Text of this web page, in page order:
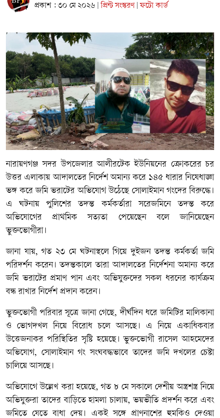
প্রকাশ : ৩০ মে ২০২৬ প্রিন্ট সংস্করণ ফটো কার্ড
নারায়ণগঞ্জ সদর উপজেলার আলীরটেক ইউনিয়নের ক্রোকরের চর
উত্তর এলাকায় আদালতের নির্দেশ অমান্য করে ১৪৫ ধারার নিষেধাজ্ঞা
ভঙ্গ করে জমি ভরাটের অভিযোগ উঠেছে সোলাইমান গংদের বিরুদ্ধে।
এ ঘটনায় পুলিশের তদন্ত কর্মকর্তারা সরেজমিনে তদন্ত করে
অভিযোগের প্রাথমিক সত্যতা পেয়েছেন বলে জানিয়েছেন
ভুক্তভোগীরা।
জানা যায়, গত ২৩ মে ঘটনাস্থলে গিয়ে দুইজন তদন্ত কর্মকর্তা জমি
পরিদর্শন করেন। তদন্তকালে তারা আদালতের নির্দেশনা অমান্য করে
জমি ভরাটের প্রমাণ পান এবং অভিযুক্তদের সকল ধরনের কার্যক্রম
বন্ধ রাখার নির্দেশ প্রদান করেন।
ভুক্তভোগী পরিবার সূত্রে জানা গেছে, দীর্ঘদিন ধরে জমিটির মালিকানা
ও ভোগদখল নিয়ে বিরোধ চলে আসছে। এ নিয়ে একাধিকবার
উত্তেজনাকর পরিস্থিতির সৃষ্টি হয়েছে। ভুক্তভোগী রাসেল আহমেদের
অভিযোগ, সোলাইমান গং সংঘবদ্ধভাবে তাদের জমি দখলের চেষ্টা
চালিয়ে আসছে।
অভিযোগে উল্লেখ করা হয়েছে, গত ৮ মে সকালে দেশীয় অস্ত্রশস্ত্র নিয়ে
অভিযুক্তরা তাদের বাড়িতে হামলা চালায়, ভয়ভীতি প্রদর্শন করে এবং
জমিতে যেতে বাধা দেয়। একই সঙ্গে প্রাণনাশের হুমকিও দেওয়া